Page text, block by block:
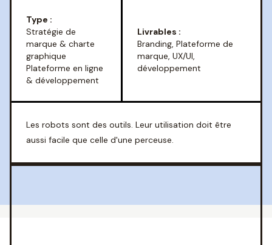
Type :
Stratégie de
marque & charte
graphique
Plateforme en ligne
& développement
Livrables :
Branding, Plateforme de
marque, UX/UI,
développement
Les robots sont des outils. Leur utilisation doit être
aussi facile que celle d'une perceuse.